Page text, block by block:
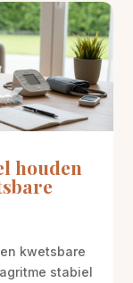
houden
kwetsbare
stabiel